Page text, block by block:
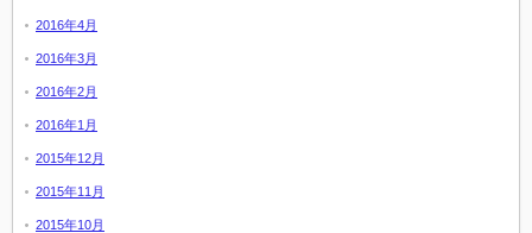
2016年4月
2016年3月
2016年2月
2016年1月
2015年12月
2015年11月
2015年10月